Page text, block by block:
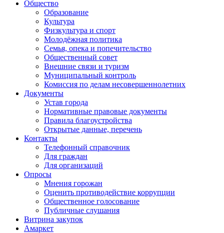
Общество
Образование
Культура
Физкультура и спорт
Молодёжная политика
Семья, опека и попечительство
Общественный совет
Внешние связи и туризм
Муниципальный контроль
Комиссия по делам несовершеннолетних
Документы
Устав города
Нормативные правовые документы
Правила благоустройства
Открытые данные, перечень
Контакты
Телефонный справочник
Для граждан
Для организаций
Опросы
Мнения горожан
Оценить противодействие коррупции
Общественное голосование
Публичные слушания
Витрина закупок
Амаркет